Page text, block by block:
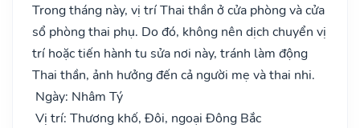
Trong tháng này, vị trí Thai thần ở cửa phòng và cửa
sổ phòng thai phụ. Do đó, không nên dịch chuyển vị
trí hoặc tiến hành tu sửa nơi này, tránh làm động
Thai thần, ảnh hưởng đến cả người mẹ và thai nhi.
Ngày: Nhâm Tý
Vị trí: Thương khố, Đôi, ngoại Đông Bắc